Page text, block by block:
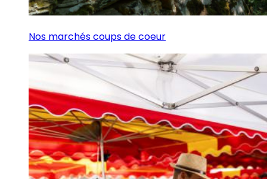
Nos marchés coups de coeur